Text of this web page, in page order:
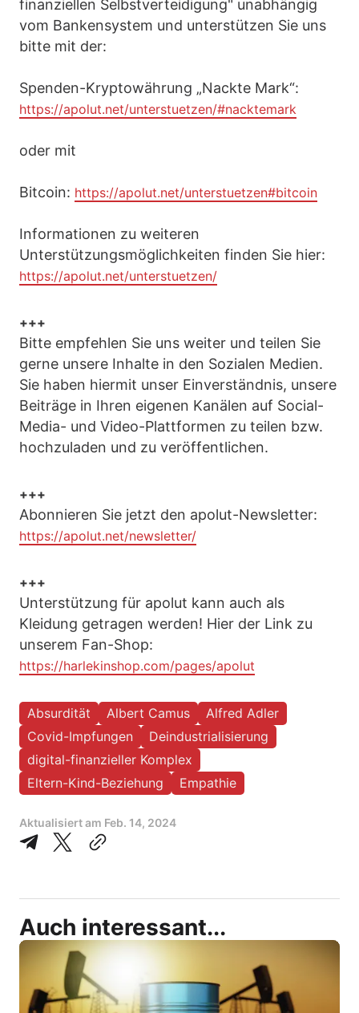
finanziellen Selbstverteidigung" unabhängig
vom Bankensystem und unterstützen Sie uns
bitte mit der:
Spenden-Kryptowährung „Nackte Mark“:
https://apolut.net/unterstuetzen/#nacktemark
oder mit
Bitcoin: https://apolut.net/unterstuetzen#bitcoin
Informationen zu weiteren
Unterstützungsmöglichkeiten finden Sie hier:
https://apolut.net/unterstuetzen/
+++
Bitte empfehlen Sie uns weiter und teilen Sie
gerne unsere Inhalte in den Sozialen Medien.
Sie haben hiermit unser Einverständnis, unsere
Beiträge in Ihren eigenen Kanälen auf Social-
Media- und Video-Plattformen zu teilen bzw.
hochzuladen und zu veröffentlichen.
+++
Abonnieren Sie jetzt den apolut-Newsletter:
https://apolut.net/newsletter/
+++
Unterstützung für apolut kann auch als
Kleidung getragen werden! Hier der Link zu
unserem Fan-Shop:
https://harlekinshop.com/pages/apolut
Absurdität Albert Camus
Alfred Adler
Covid-Impfungen
Deindustrialisierung
digital-finanzieller Komplex
Eltern-Kind-Beziehung
Empathie
Aktualisiert am Feb. 14, 2024
Auch interessant...